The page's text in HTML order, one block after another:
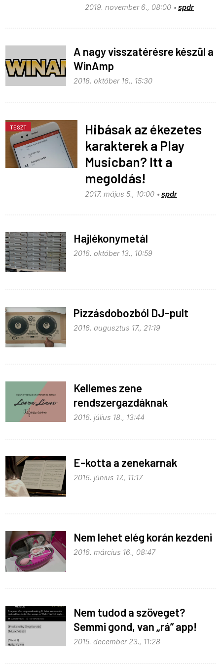
2019. november 6., 08:00 spdr
A nagy visszatérésre készül a
WinAmp
2018. október 16., 15:30
TESZT
Hibásak az ékezetes
karakterek a Play
Musicban? Itt a
megoldás!
2017. május 5., 10:00 spdr
Hajlékonymetál
2016. október 13., 10:59
Pizzásdobozból DJ-pult
2016. augusztus 17., 21:19
Kellemes zene
rendszergazdáknak
2016. július 18., 13:44
E-kotta a zenekarnak
2016. június 17., 11:17
Nem lehet elég korán kezdeni
2016. március 16., 08:47
Nem tudod a szöveget?
Semmi gond, van „rá” app!
2015. december 23., 11:28